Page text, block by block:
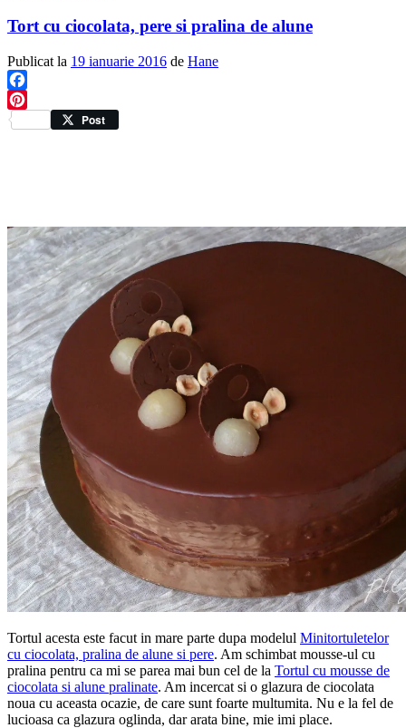
Tort cu ciocolata, pere si pralina de alune
Publicat la 19 ianuarie 2016 de Hane
Facebook
Pinterest
Post
Tortul acesta este facut in mare parte dupa modelul Minitortuletelor
cu ciocolata, pralina de alune si pere. Am schimbat mousse-ul cu
pralina pentru ca mi se parea mai bun cel de la Tortul cu mousse de
ciocolata si alune pralinate. Am incercat si o glazura de ciocolata
noua cu aceasta ocazie, de care sunt foarte multumita. Nu e la fel de
lucioasa ca glazura oglinda, dar arata bine, mie imi place.